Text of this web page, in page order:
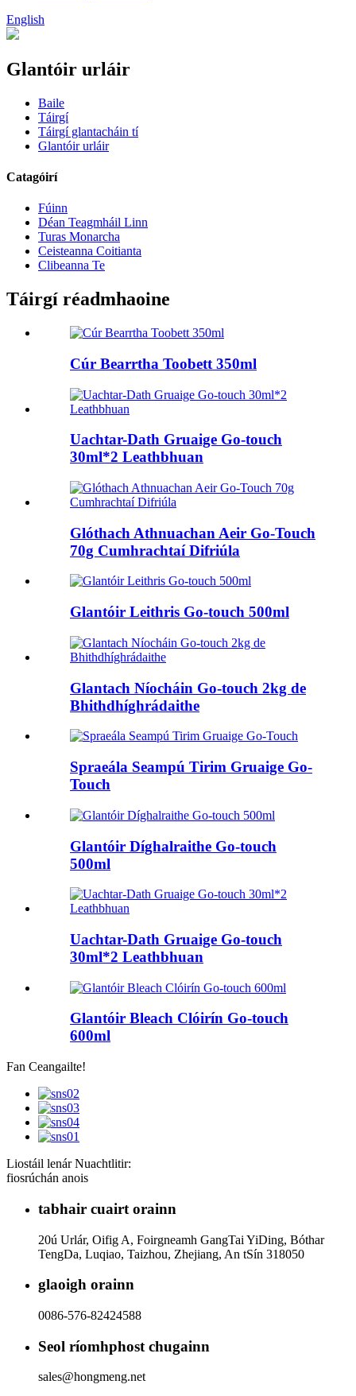
English
Glantóir urláir
Baile
Táirgí
Táirgí glantacháin tí
Glantóir urláir
Catagóirí
Fúinn
Déan Teagmháil Linn
Turas Monarcha
Ceisteanna Coitianta
Clibeanna Te
Táirgí réadmhaoine
Cúr Bearrtha Toobett 350ml
Uachtar-Dath Gruaige Go-touch
30ml*2 Leathbhuan
Glóthach Athnuachan Aeir Go-Touch
70g Cumhrachtaí Difriúla
Glantóir Leithris Go-touch 500ml
Glantach Níocháin Go-touch 2kg de
Bhithdhíghrádaithe
Spraeála Seampú Tirim Gruaige Go-
Touch
Glantóir Díghalraithe Go-touch
500ml
Uachtar-Dath Gruaige Go-touch
30ml*2 Leathbhuan
Glantóir Bleach Clóirín Go-touch
600ml
Fan Ceangailte!
Liostáil lenár Nuachtlitir:
fiosrúchán anois
tabhair cuairt orainn
20ú Urlár, Oifig A, Foirgneamh GangTai YiDing, Bóthar
TengDa, Luqiao, Taizhou, Zhejiang, An tSín 318050
glaoigh orainn
0086-576-82424588
Seol ríomhphost chugainn
sales@hongmeng.net